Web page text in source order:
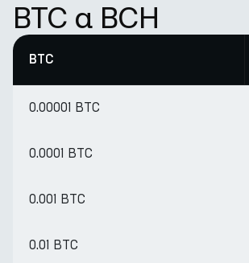
BTC a BCH
BTC
0.00001 BTC
0.0001 BTC
0.001 BTC
0.01 BTC